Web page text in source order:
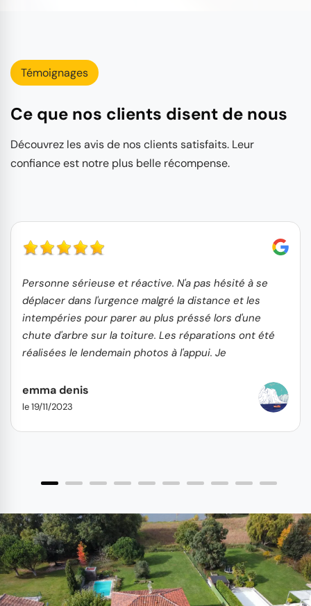
Témoignages
Ce que nos clients disent de nous
Découvrez les avis de nos clients satisfaits. Leur
confiance est notre plus belle récompense.
Personne sérieuse et réactive. N'a pas hésité à se
déplacer dans l'urgence malgré la distance et les
intempéries pour parer au plus préssé lors d'une
chute d'arbre sur la toiture. Les réparations ont été
réalisées le lendemain photos à l'appui. Je
emma denis
le 19/11/2023